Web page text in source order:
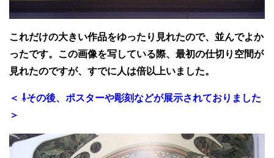
これだけの大きい作品をゆったり見れたので、並んでよか
ったです。この画像を写している際、最初の仕切り空間が
見れたのですが、すでに人は倍以上いました。
＜ ⇩その後、ポスターや彫刻などが展示されておりました
＞